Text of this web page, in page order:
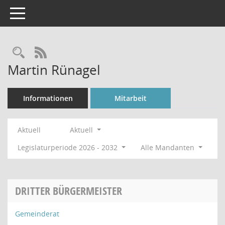
Toggle navigation
Rechercheauswahl
RSS-Feed
Martin Rünagel
Informationen Mitarbeit
Aktuell
Aktuell
Legislaturperiode 2026 - 2032
Alle Mandanten
DRITTER BÜRGERMEISTER
Gemeinderat